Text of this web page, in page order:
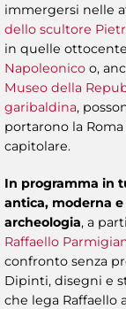
immergersi nelle
dello scultore
in quelle
Napoleonico o,
Museo della
garibaldina,
portarono la
capitolare.
In programma in
antica, moderna
archeologia, a
Raffaello
confronto senza
Dipinti, disegni e
che lega Raffaello